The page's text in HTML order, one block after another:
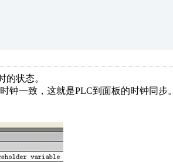
的状态。
钟一致，这就是PLC到面板的时钟同步。